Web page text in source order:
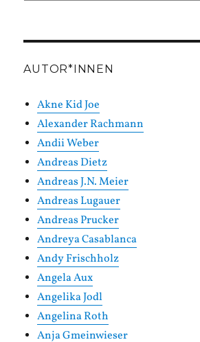
AUTOR*INNEN
Akne Kid Joe
Alexander Rachmann
Andii Weber
Andreas Dietz
Andreas J.N. Meier
Andreas Lugauer
Andreas Prucker
Andreya Casablanca
Andy Frischholz
Angela Aux
Angelika Jodl
Angelina Roth
Anja Gmeinwieser